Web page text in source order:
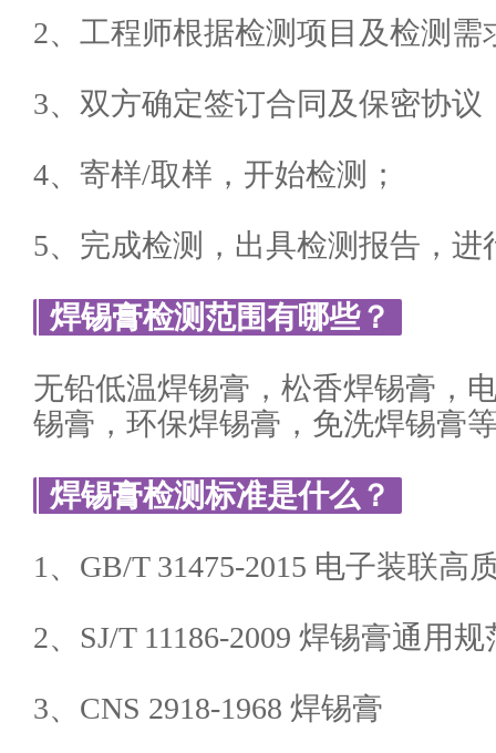
2、工程师根据检测项目及检测需
3、双方确定签订合同及保密协议
4、寄样/取样，开始检测；
5、完成检测，出具检测报告，进
焊锡膏检测范围有哪些？
无铅低温焊锡膏，松香焊锡膏，
锡膏，环保焊锡膏，免洗焊锡膏
焊锡膏检测标准是什么？
1、GB/T 31475-2015 电子装联高
2、SJ/T 11186-2009 焊锡膏通用规
3、CNS 2918-1968 焊锡膏